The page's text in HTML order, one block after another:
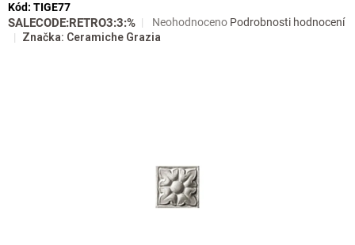
Kód: TIGE77
SALECODE:RETRO3:3:%
Průměrné
hodnocení
Neohodnoceno Podrobnosti hodnocení
Značka: Ceramiche Grazia